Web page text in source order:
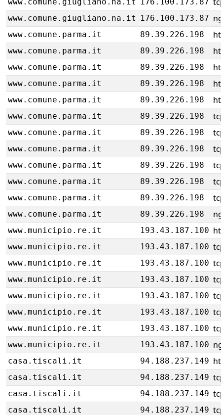
www.comune.giugliano.na.it 176.100.173.87
www.comune.parma.it 89.39.226.198
www.comune.parma.it 89.39.226.198
www.comune.parma.it 89.39.226.198
www.comune.parma.it 89.39.226.198
www.comune.parma.it 89.39.226.198
www.comune.parma.it 89.39.226.198
www.comune.parma.it 89.39.226.198
www.comune.parma.it 89.39.226.198
www.comune.parma.it 89.39.226.198
www.comune.parma.it 89.39.226.198
www.comune.parma.it 89.39.226.198
www.comune.parma.it 89.39.226.198
www.municipio.re.it 193.43.187.100
www.municipio.re.it 193.43.187.100
www.municipio.re.it 193.43.187.100
www.municipio.re.it 193.43.187.100
www.municipio.re.it 193.43.187.100
www.municipio.re.it 193.43.187.100
www.municipio.re.it 193.43.187.100
www.municipio.re.it 193.43.187.100
casa.tiscali.it 94.188.237.149
casa.tiscali.it 94.188.237.149
casa.tiscali.it 94.188.237.149
casa.tiscali.it 94.188.237.149